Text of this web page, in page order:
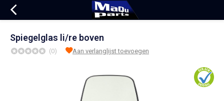
Spiegelglas li/re boven
(0) Aan verlanglijst toevoegen